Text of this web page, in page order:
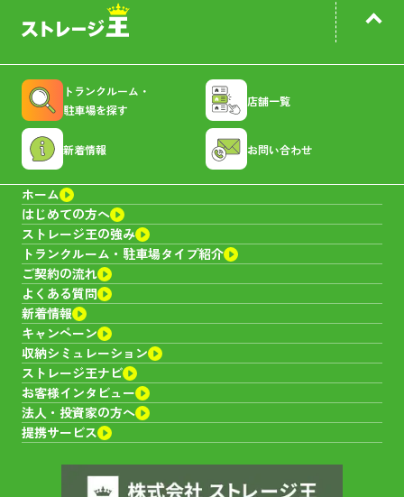
兵庫県姫路市広畑区西蒲田９８－１
サイズ： 7,810~27,500
キャンペーン
京都府木津川市山城町椿井水垣内４−３
サイズ：1.6~8.0帖料金：6,930~29,700円
キャンペーン
湖南トランクルーム
滋賀県湖南市夏見２３６０
1.6~8.0帖料金：6,600~27,500 円
トランクルーム・
駐車場を探す
店舗一覧
新着情報 お問い合わせ
ホーム
はじめての方へ
ストレージ王の強み
トランクルーム・ 駐車場タイプ紹介
ご契約の流れ
よくある質問
新着情報
キャンペーン
収納シミュレーション
ストレージ王ナビ
お客様インタビュー
法人・投資家の方へ
提携サービス